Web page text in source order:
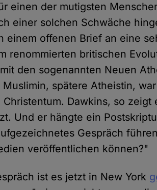
einen der mutigsten
einer solchen Schwäche
einem offenen Brief an eine
renommierten britischen
den sogenannten Neuen
spätere Atheistin,
Dawkins, so zeigt
Und er hängte ein
Gespräch
veröffentlichen können?"
ist es jetzt in New York